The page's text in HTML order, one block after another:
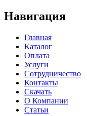
Навигация
Главная
Каталог
Оплата
Услуги
Сотрудничество
Контакты
Скачать
О Компании
Статьи